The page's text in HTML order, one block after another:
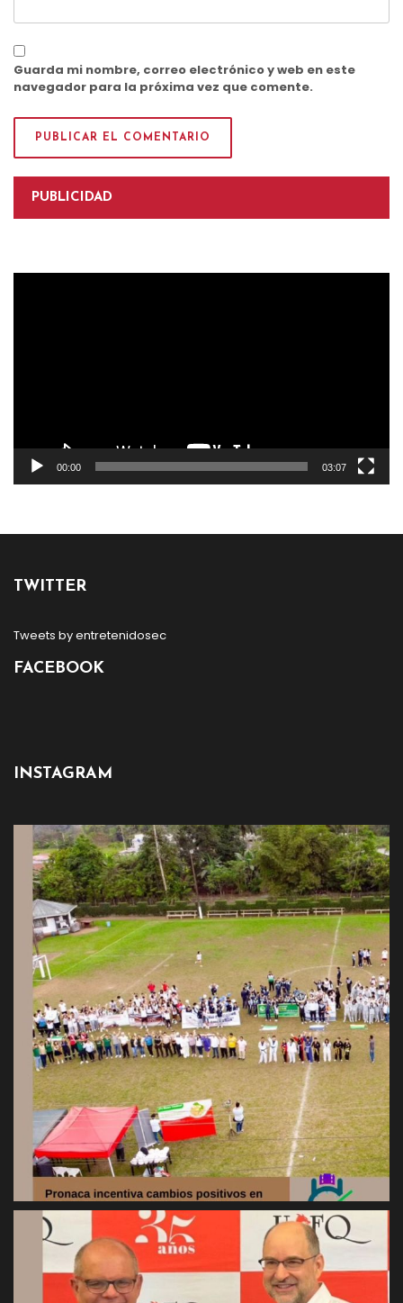
Guarda mi nombre, correo electrónico y web en este
navegador para la próxima vez que comente.
PUBLICIDAD
00:00 03:07
TWITTER
Tweets by entretenidosec
FACEBOOK
INSTAGRAM